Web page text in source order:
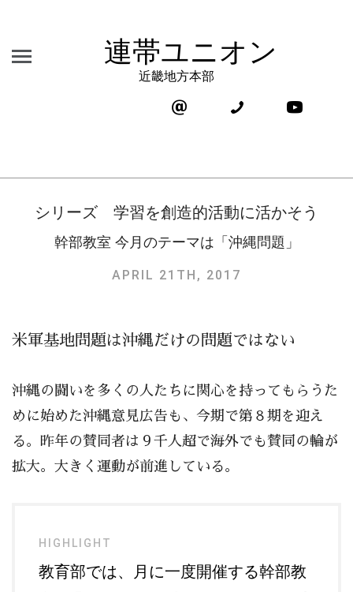
連帯ユニオン
近畿地方本部
シリーズ 学習を創造的活動に活かそう
幹部教室 今月のテーマは「沖縄問題」
APRIL 21TH, 2017
米軍基地問題は沖縄だけの問題ではない
沖縄の闘いを多くの人たちに関心を持ってもらうた
めに始めた沖縄意見広告も、今期で第８期を迎え
る。昨年の賛同者は９千人超で海外でも賛同の輪が
拡大。大きく運動が前進している。
HIGHLIGHT
教育部では、月に一度開催する幹部教